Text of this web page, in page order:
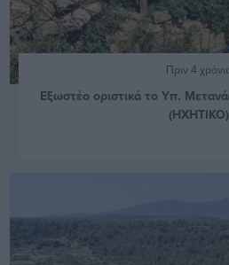
Πριν 4
Εξωστέο οριστικά το Υπ.
(ΗΧΗΤΙΚΟ)